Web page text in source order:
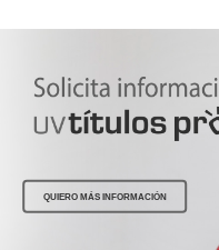
QUIERO MÁS INFORMACIÓN